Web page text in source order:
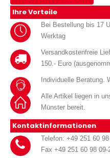
Ihre Vorteile
Bei Bestellung bis 17
Werktag
Versandkostenfreie
150.- Euro
Individuelle Beratung.
Alle Artikel liegen in
Münster bereit.
Kontaktinformationen
Telefon: +49 251 60
Fax +49 251 60 98 09-